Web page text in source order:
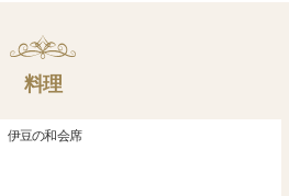
料理
伊豆の和会席